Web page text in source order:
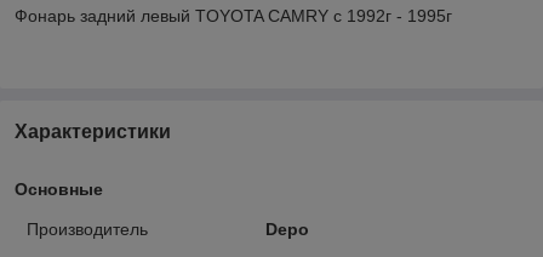
Фонарь задний левый TOYOTA CAMRY с 1992г - 1995г
Характеристики
Основные
Производитель Depo